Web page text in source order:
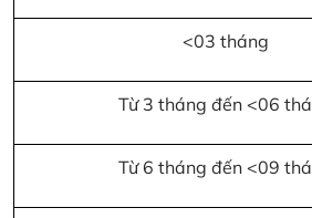
<03 tháng
Từ 3 tháng đến <06
Từ 6 tháng đến <09